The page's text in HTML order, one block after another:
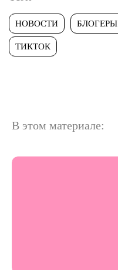
НОВОСТИ БЛОГЕРЫ
ТИКТОК
В этом материале: